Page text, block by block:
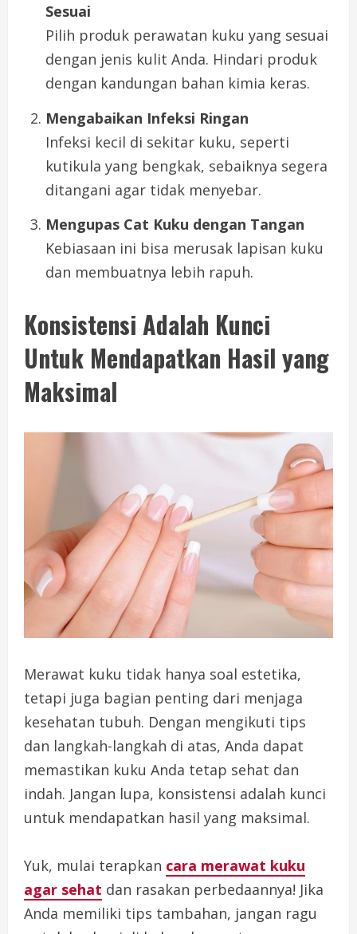
Sesuai
Pilih produk perawatan kuku yang sesuai
dengan jenis kulit Anda. Hindari produk
dengan kandungan bahan kimia keras.
Mengabaikan Infeksi Ringan
Infeksi kecil di sekitar kuku, seperti
kutikula yang bengkak, sebaiknya segera
ditangani agar tidak menyebar.
Mengupas Cat Kuku dengan Tangan
Kebiasaan ini bisa merusak lapisan kuku
dan membuatnya lebih rapuh.
Konsistensi Adalah Kunci
Untuk Mendapatkan Hasil yang
Maksimal
Merawat kuku tidak hanya soal estetika,
tetapi juga bagian penting dari menjaga
kesehatan tubuh. Dengan mengikuti tips
dan langkah-langkah di atas, Anda dapat
memastikan kuku Anda tetap sehat dan
indah. Jangan lupa, konsistensi adalah kunci
untuk mendapatkan hasil yang maksimal.
Yuk, mulai terapkan cara merawat kuku
agar sehat dan rasakan perbedaannya! Jika
Anda memiliki tips tambahan, jangan ragu